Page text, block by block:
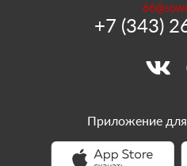
+7 (343)
Приложение для